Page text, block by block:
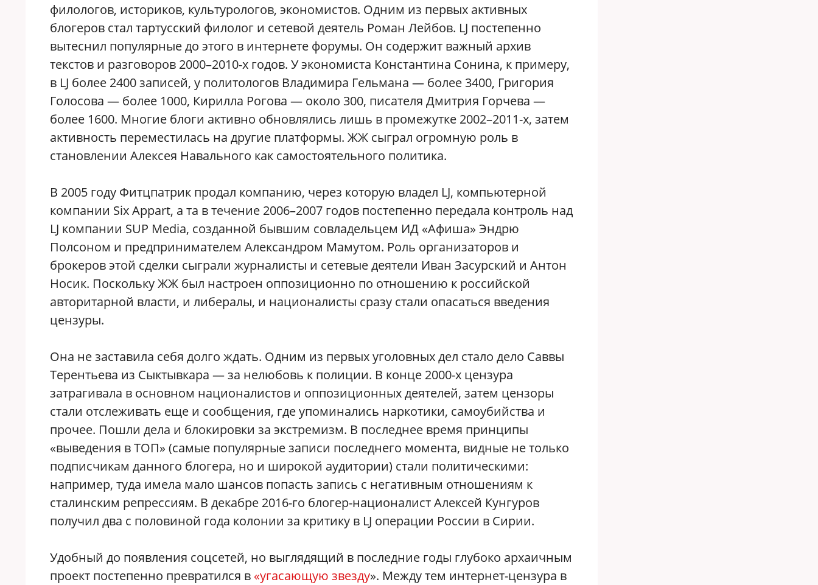
филологов, историков, культурологов, экономистов. Одним из первых активных
блогеров стал тартусский филолог и сетевой деятель Роман Лейбов. LJ постепенно
вытеснил популярные до этого в интернете форумы. Он содержит важный архив
текстов и разговоров 2000–2010-х годов. У экономиста Константина Сонина, к примеру,
в LJ более 2400 записей, у политологов Владимира Гельмана — более 3400, Григория
Голосова — более 1000, Кирилла Рогова — около 300, писателя Дмитрия Горчева —
более 1600. Многие блоги активно обновлялись лишь в промежутке 2002–2011-х, затем
активность переместилась на другие платформы. ЖЖ сыграл огромную роль в
становлении Алексея Навального как самостоятельного политика.
В 2005 году Фитцпатрик продал компанию, через которую владел LJ, компьютерной
компании Six Appart, а та в течение 2006–2007 годов постепенно передала контроль над
LJ компании SUP Media, созданной бывшим совладельцем ИД «Афиша» Эндрю
Полсоном и предпринимателем Александром Мамутом. Роль организаторов и
брокеров этой сделки сыграли журналисты и сетевые деятели Иван Засурский и Антон
Носик. Поскольку ЖЖ был настроен оппозиционно по отношению к российской
авторитарной власти, и либералы, и националисты сразу стали опасаться введения
цензуры.
Она не заставила себя долго ждать. Одним из первых уголовных дел стало дело Саввы
Терентьева из Сыктывкара — за нелюбовь к полиции. В конце 2000-х цензура
затрагивала в основном националистов и оппозиционных деятелей, затем цензоры
стали отслеживать еще и сообщения, где упоминались наркотики, самоубийства и
прочее. Пошли дела и блокировки за экстремизм. В последнее время принципы
«выведения в ТОП» (самые популярные записи последнего момента, видные не только
подписчикам данного блогера, но и широкой аудитории) стали политическими:
например, туда имела мало шансов попасть запись с негативным отношениям к
сталинским репрессиям. В декабре 2016-го блогер-националист Алексей Кунгуров
получил два с половиной года колонии за критику в LJ операции России в Сирии.
Удобный до появления соцсетей, но выглядящий в последние годы глубоко архаичным
проект постепенно превратился в «угасающую звезду». Между тем интернет-цензура в